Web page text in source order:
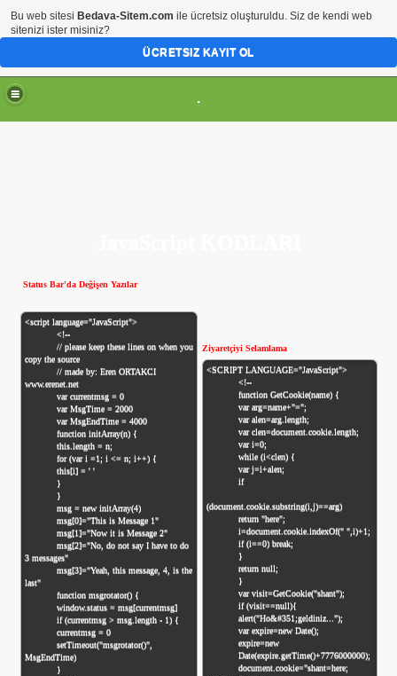
.
Status Bar'da Değişen Yazılar
Ziyaretçiyi Selamlama
Bu web sitesi Bedava-Sitem.com ile ücretsiz oluşturuldu. Siz de kendi web
sitenizi ister misiniz?
ÜCRETSIZ KAYIT OL